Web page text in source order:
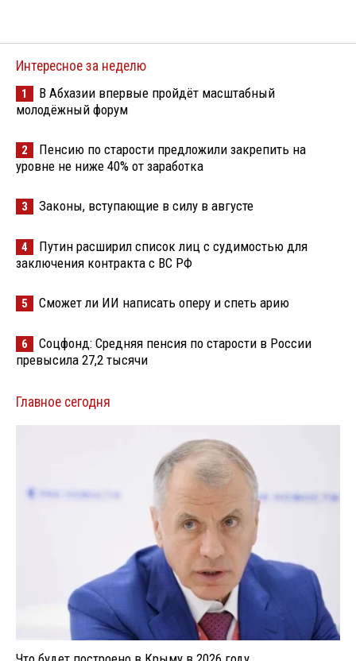
Интересное за неделю
1
В Абхазии впервые пройдёт масштабный
молодёжный форум
2
Пенсию по старости предложили закрепить на
уровне не ниже 40% от заработка
3 Законы, вступающие в силу в августе
4
Путин расширил список лиц с судимостью для
заключения контракта с ВС РФ
5 Сможет ли ИИ написать оперу и спеть арию
6
Соцфонд: Средняя пенсия по старости в России
превысила 27,2 тысячи
Главное сегодня